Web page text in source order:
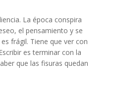
La época conspira
el pensamiento y se
frágil. Tiene que ver con
es terminar con la
que las fisuras quedan